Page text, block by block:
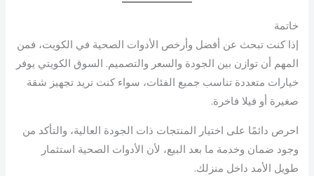
خاتمة
إذا كنت تبحث عن أفضل وأرخص الأدوات الصحية في الكويت، فمن
المهم أن توازن بين الجودة والسعر والتصميم. السوق الكويتي يوفر
خيارات متعددة تناسب جميع الفئات، سواء كنت تريد تجهيز شقة
صغيرة أو فيلا فاخرة.
احرص دائمًا على اختيار المنتجات ذات الجودة العالية، والتأكد من
وجود ضمان وخدمة ما بعد البيع، لأن الأدوات الصحية استثمار
طويل الأمد داخل منزلك.